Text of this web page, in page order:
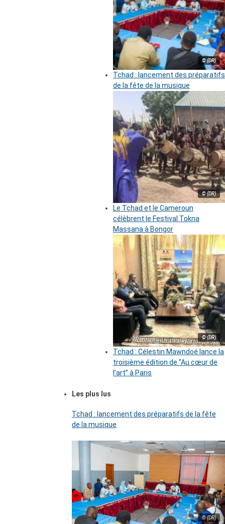
© (DR)
Tchad : lancement des préparatifs
de la fête de la musique
© (DR)
Le Tchad et le Cameroun
célèbrent le Festival Tokna
Massana à Bongor
© (DR)
Tchad : Célestin Mawndoé lance la
troisième édition de ‘’Au cœur de
l’art’’ à Paris
Les plus lus
Tchad : lancement des préparatifs de la fête
de la musique
© (DR)